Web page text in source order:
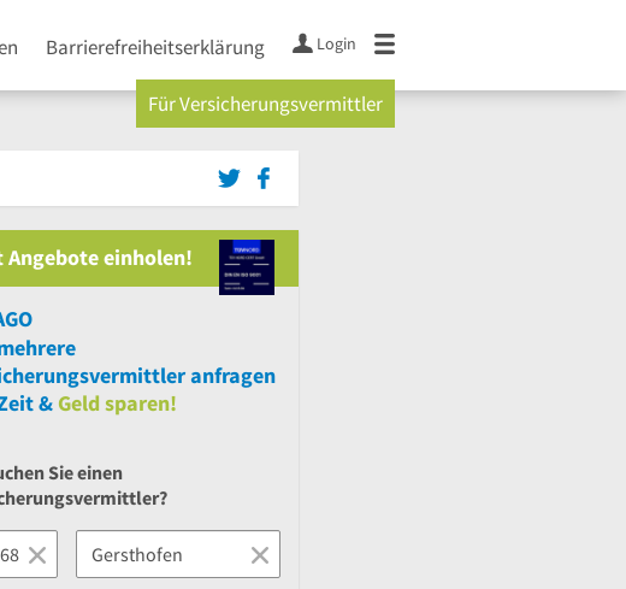
Barrierefreiheitserklärung Login
Für Versicherungsvermittler
Angebote einholen!
anfragen
&Geld sparen!
Sie einen